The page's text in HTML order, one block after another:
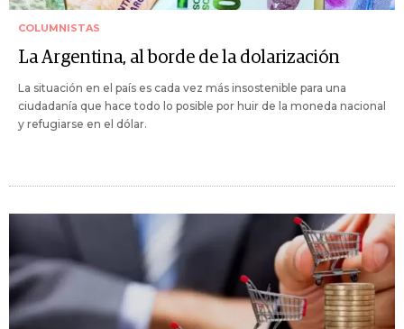
COLUMNISTAS
La Argentina, al borde de la dolarización
La situación en el país es cada vez más insostenible para una
ciudadanía que hace todo lo posible por huir de la moneda nacional
y refugiarse en el dólar.